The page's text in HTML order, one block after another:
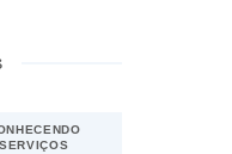
SERVIÇOS